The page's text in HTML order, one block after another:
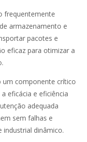
frequentemente
armazenamento e
pacotes e
eficaz para otimizar a
um componente crítico
eficácia e eficiência
adequada
sem falhas e
industrial dinâmico.